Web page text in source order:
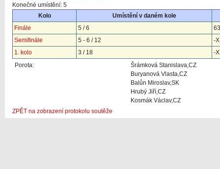
Konečné umístění: 5
Kolo
Umístění v daném kole
Finále
5 / 6
Semifinále
5 - 6 / 12
-
1. kolo
3 / 18
-
Porota:
Šrámková Stanislava,CZ
Buryanová Vlasta,CZ
Balůn Miroslav,SK
Hrubý Jiří,CZ
Kosmák Václav,CZ
ZPĚT na zobrazení protokolu soutěže